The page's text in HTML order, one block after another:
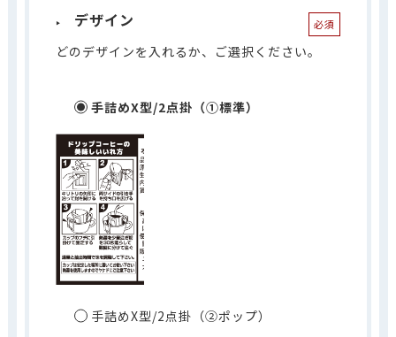
デザイン 必須
どのデザインを入れるか、ご選択ください。
手詰めX型/2点掛（①標準）
手詰めX型/2点掛（②ポップ）